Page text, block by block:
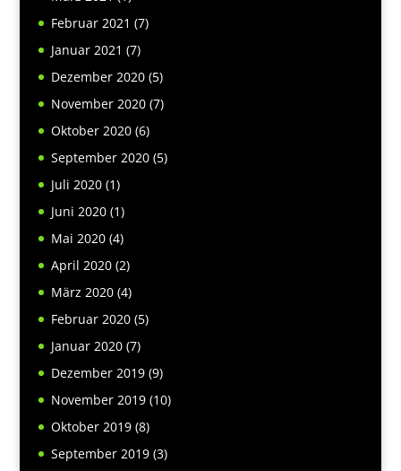
Februar 2021 (7)
Januar 2021 (7)
Dezember 2020(5)
November 2020(7)
Oktober 2020(6)
September 2020(5)
Juli 2020(1)
Juni 2020(1)
Mai 2020(4)
April 2020(2)
März 2020(4)
Februar 2020(5)
Januar 2020(7)
Dezember 2019(9)
November 2019(10)
Oktober 2019(8)
September 2019(3)